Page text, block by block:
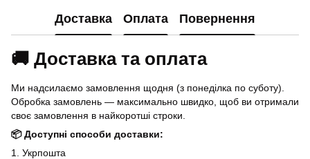
Доставка Оплата Повернення
🚚 Доставка та оплата
Ми надсилаємо замовлення щодня (з понеділка по суботу).
Обробка замовлень — максимально швидко, щоб ви отримали
своє замовлення в найкоротші строки.
📦 Доступні способи доставки:
1. Укрпошта